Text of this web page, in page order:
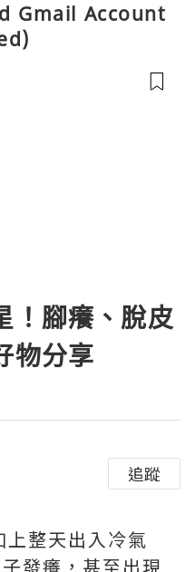
Gmail Account
！腳癢、脫皮
物分享
追蹤
整天出入冷氣
發癢，甚至出現